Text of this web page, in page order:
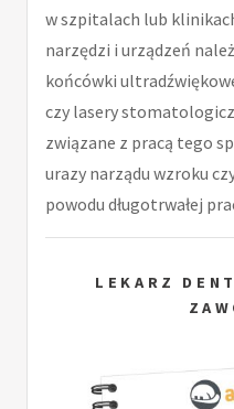
w szpitalach lub
narzędzi i urządzeń
końcówki
czy lasery
związane z pracą tego
urazy narządu wzroku
powodu długotrwałej
LEKARZ